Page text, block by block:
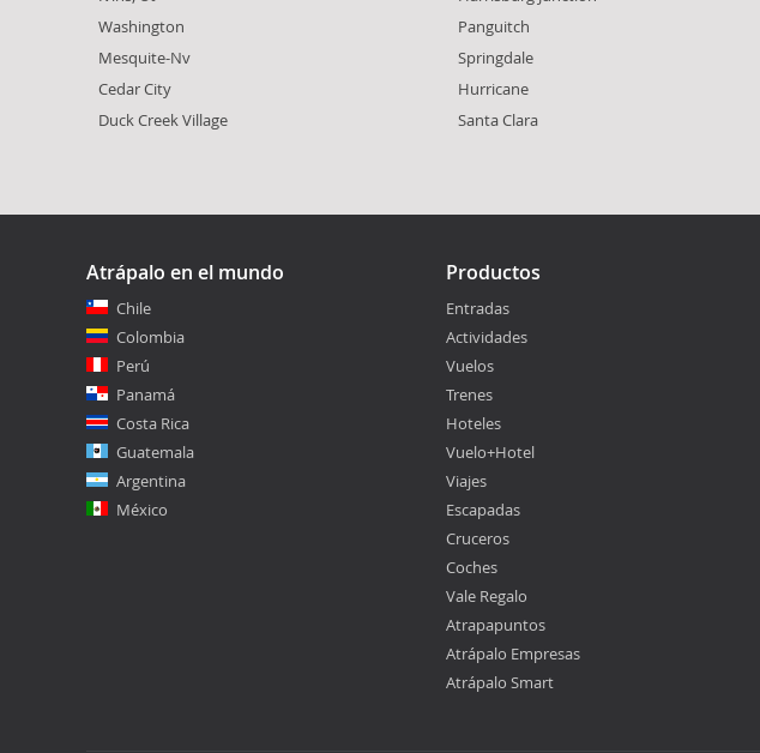
Washington
Mesquite-Nv
Cedar City
Duck Creek Village
Panguitch
Springdale
Hurricane
Santa Clara
Atrápalo en el mundo
Chile
Colombia
Perú
Panamá
Costa Rica
Guatemala
Argentina
México
Productos
Entradas
Actividades
Vuelos
Trenes
Hoteles
Vuelo+Hotel
Viajes
Escapadas
Cruceros
Coches
Vale Regalo
Atrapapuntos
Atrápalo Empresas
Atrápalo Smart